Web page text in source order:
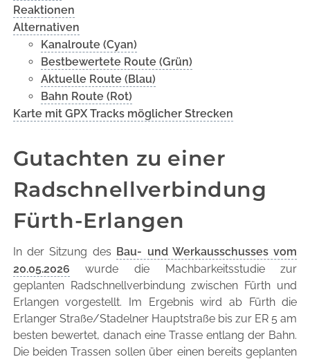
Reaktionen
Alternativen
Kanalroute (Cyan)
Bestbewertete Route (Grün)
Aktuelle Route (Blau)
Bahn Route (Rot)
Karte mit GPX Tracks möglicher Strecken
Gutachten zu einer
Radschnellverbindung
Fürth-Erlangen
In der Sitzung des Bau- und Werkausschusses vom
20.05.2026 wurde die Machbarkeitsstudie zur
geplanten Radschnellverbindung zwischen Fürth und
Erlangen vorgestellt. Im Ergebnis wird ab Fürth die
Erlanger Straße/Stadelner Hauptstraße bis zur ER 5 am
besten bewertet, danach eine Trasse entlang der Bahn.
Die beiden Trassen sollen über einen bereits geplanten